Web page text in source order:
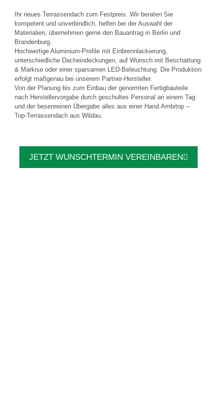
Ihr neues Terrassendach zum Festpreis. Wir beraten Sie
kompetent und unverbindlich, helfen bei der Auswahl der
Materialien, übernehmen gerne den Bauantrag in Berlin und
Brandenburg.
Hochwertige Aluminium-Profile mit Einbrennlackierung,
unterschiedliche Dacheindeckungen, auf Wunsch mit Beschattung
& Markise oder einer sparsamen LED-Beleuchtung. Die Produktion
erfolgt maßgenau bei unserem Partner-Hersteller.
Von der Planung bis zum Einbau der genormten Fertigbauteile
nach Herstellervorgabe durch geschultes Personal an einem Tag
und der besenreinen Übergabe alles aus einer Hand.Ambitop –
Top-Terrassendach aus Wildau.
JETZT WUNSCHTERMIN VEREINBAREN